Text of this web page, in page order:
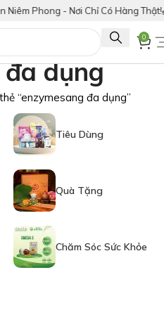
Phong - Nơi Chỉ Có Hàng Thật!
0
dụng
“enzymesang đa dụng”
Tiêu Dùng
Quà Tặng
Chăm Sóc Sức Khỏe